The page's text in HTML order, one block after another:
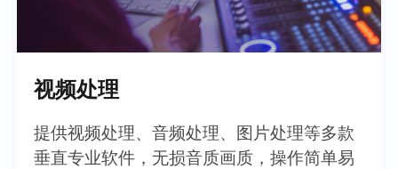
视频处理
提供视频处理、音频处理、图片处理等多款
垂直专业软件，无损音质画质，操作简单易